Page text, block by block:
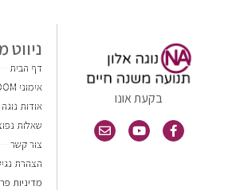
בקעת אונו
ניווט
דף הבית
אימוני ZOOM
אודות נוגה
שאלות
צור קשר
הצהרת
מדיניות